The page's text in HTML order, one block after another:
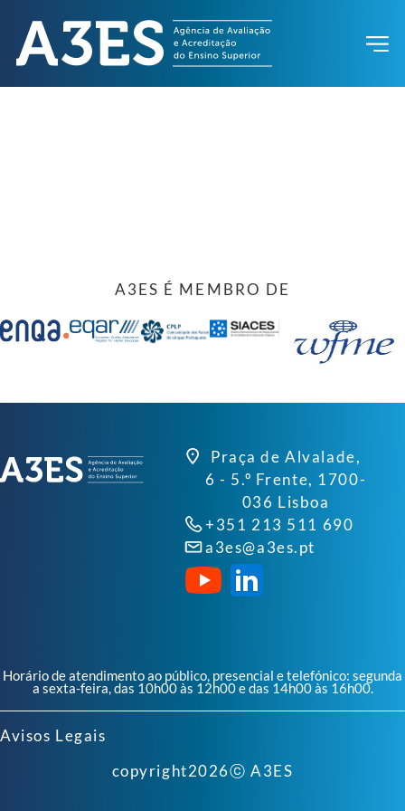
A3ES É MEMBRO DE
Praça de Alvalade,
6 - 5.º Frente, 1700-
036 Lisboa
+351 213 511 690
a3es@a3es.pt
Horário de atendimento ao público, presencial e telefónico: segunda
a sexta-feira, das 10h00 às 12h00 e das 14h00 às 16h00.
Avisos Legais
copyright2026ⓒ A3ES